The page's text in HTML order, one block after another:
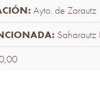
Ayto. de Zarautz
Saharautz